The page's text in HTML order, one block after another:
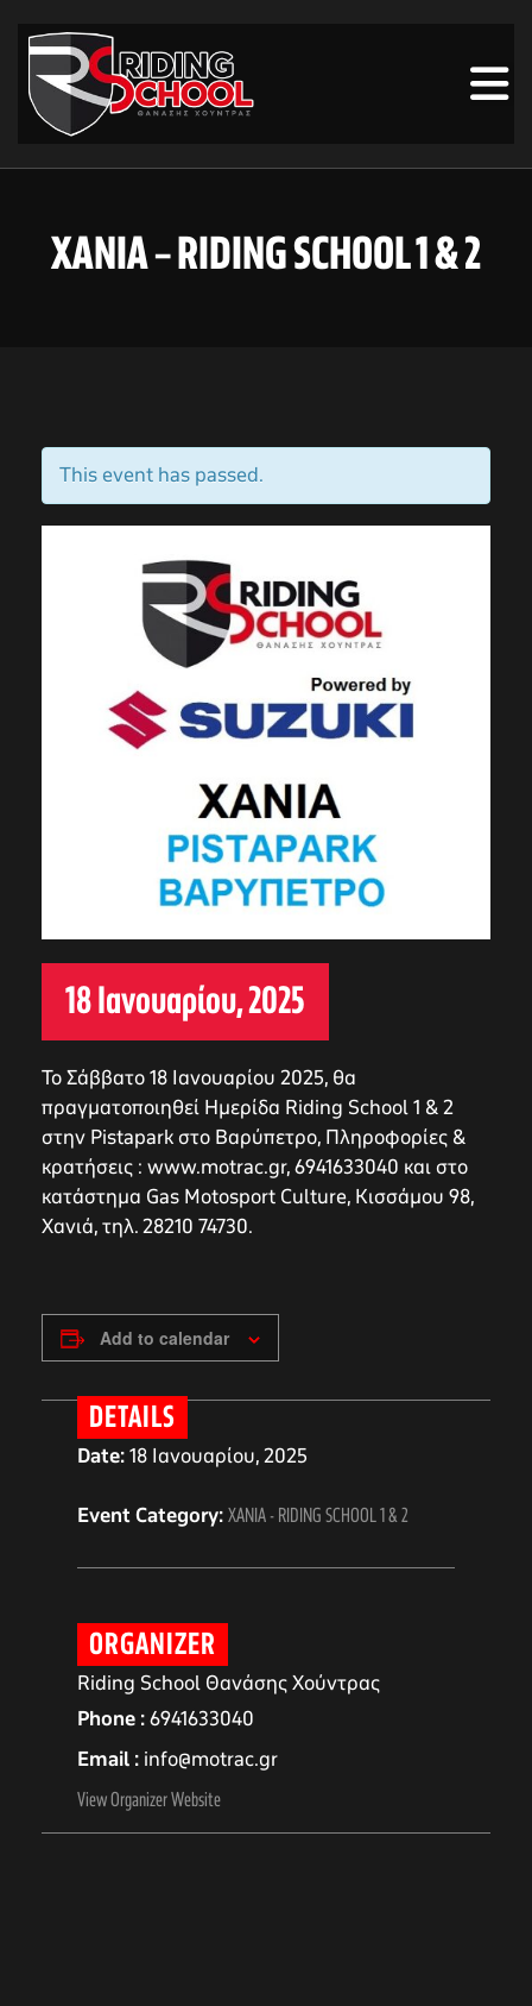
ΧΑΝΙΑ – RIDING SCHOOL 1 & 2
This event has passed.
18 Ιανουαρίου, 2025
Το Σάββατο 18 Ιανουαρίου 2025, θα
πραγματοποιηθεί Ημερίδα Riding School 1 & 2
στην Pistapark στο Βαρύπετρο, Πληροφορίες &
κρατήσεις : www.motrac.gr, 6941633040 και στο
κατάστημα Gas Motosport Culture, Κισσάμου 98,
Χανιά, τηλ. 28210 74730.
Add to calendar
DETAILS
Date:18 Ιανουαρίου, 2025
Event Category:ΧΑΝΙΑ - RIDING SCHOOL 1 & 2
ORGANIZER
Riding School Θανάσης Χούντρας
Phone 6941633040
Email info@motrac.gr
View Organizer Website